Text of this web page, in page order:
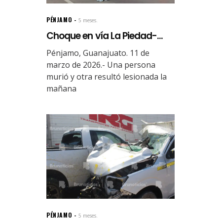
PÉNJAMO 5 meses.
Choque en vía La Piedad-...
Pénjamo, Guanajuato. 11 de
marzo de 2026.- Una persona
murió y otra resultó lesionada la
mañana
PÉNJAMO 5 meses.